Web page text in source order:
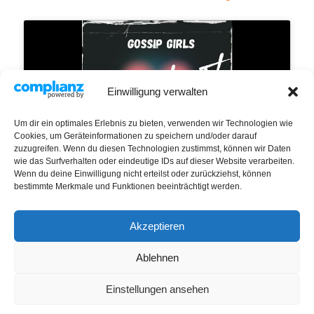
Einwilligung verwalten
Um dir ein optimales Erlebnis zu bieten, verwenden wir Technologien wie
Cookies, um Geräteinformationen zu speichern und/oder darauf
zuzugreifen. Wenn du diesen Technologien zustimmst, können wir Daten
wie das Surfverhalten oder eindeutige IDs auf dieser Website verarbeiten.
Wenn du deine Einwilligung nicht erteilst oder zurückziehst, können
bestimmte Merkmale und Funktionen beeinträchtigt werden.
Akzeptieren
Ablehnen
Einstellungen ansehen
Klicke hier, um Marketing-Cookies zu
IMPRESSUM / DATENSCHUTZ